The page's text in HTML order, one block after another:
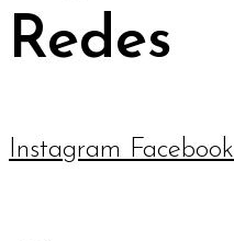
Redes
Instagram Facebook